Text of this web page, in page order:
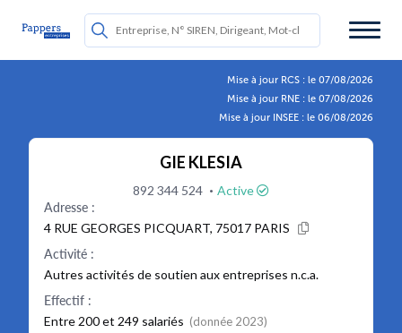
Mise à jour RCS : le 07/08/2026
Mise à jour RNE : le 07/08/2026
Mise à jour INSEE : le 06/08/2026
GIE KLESIA
892 344 524 · Active
Adresse :
4 RUE GEORGES PICQUART, 75017 PARIS
Activité :
Autres activités de soutien aux entreprises n.c.a.
Effectif :
Entre 200 et 249 salariés (donnée 2023)